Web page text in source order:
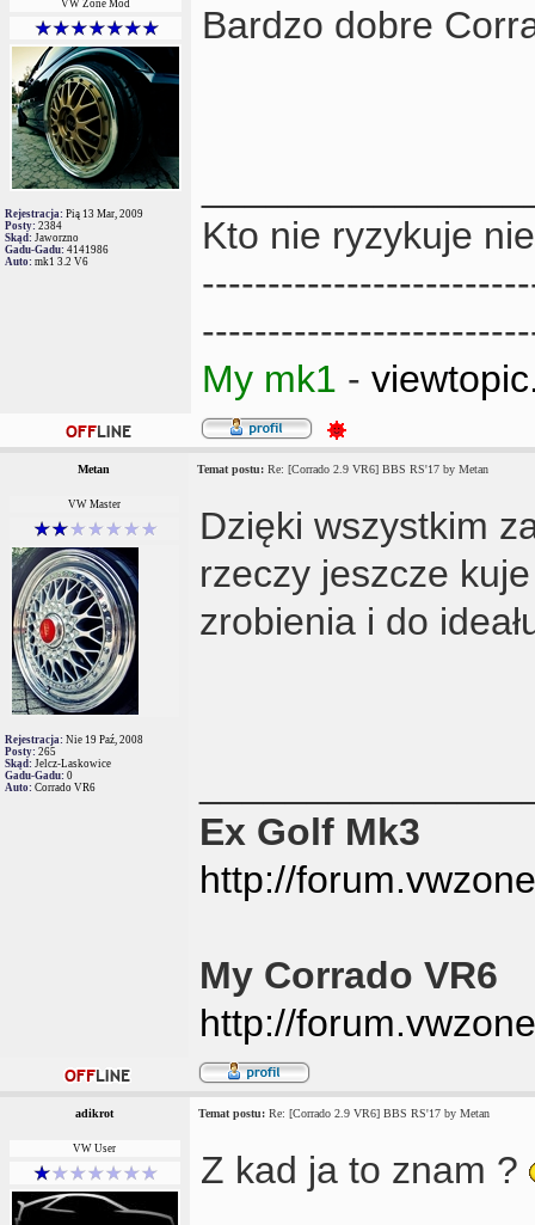
VW Zone Mod
Rejestracja: Pią 13 Mar, 2009
Posty: 2384
Skąd: Jaworzno
Gadu-Gadu: 4141986
Auto: mk1 3.2 V6
Bardzo dobre
Kto nie ryzykuje
My mk1 -
Metan Temat postu: Re: [Corrado 2.9 VR6] BBS RS'17 by Metan
VW Master
Rejestracja: Nie 19 Paź, 2008
Posty: 265
Skąd: Jelcz-Laskowice
Gadu-Gadu: 0
Auto: Corrado VR6
Dzięki wszystkim
rzeczy jeszcze
zrobienia i do
Ex Golf Mk3
http://
My Corrado VR6
http://
adikrot Temat postu: Re: [Corrado 2.9 VR6] BBS RS'17 by Metan
VW User Z kad ja to znam ?